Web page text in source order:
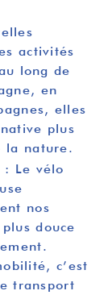
activités
long de
en
elles
plus
la nature.
: Le vélo
nos
douce
c’est
transport